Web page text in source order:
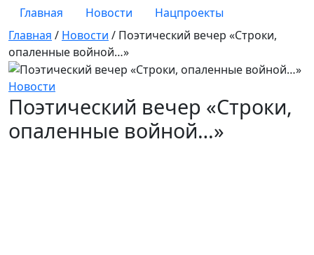
Главная Новости
Нацпроекты
Главная / Новости / Поэтический вечер «Строки,
опаленные войной…»
Новости
Поэтический вечер «Строки,
опаленные войной…»